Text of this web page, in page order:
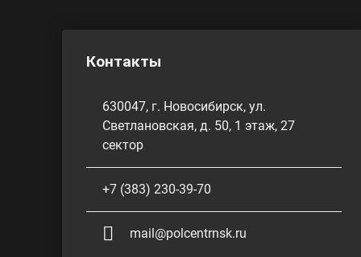
Контакты
630047, г. Новосибирск, ул.
Светлановская, д. 50, 1 этаж, 27
сектор
+7 (383) 230-39-70
mail@polcentrnsk.ru